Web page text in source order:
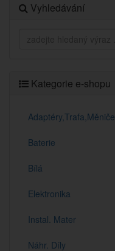
Vyhledávání
Kategorie e-shopu
Adaptéry,Trafa,Měniče
Baterie
Bílá
Elektronika
Instal. Mater
Náhr. Díly